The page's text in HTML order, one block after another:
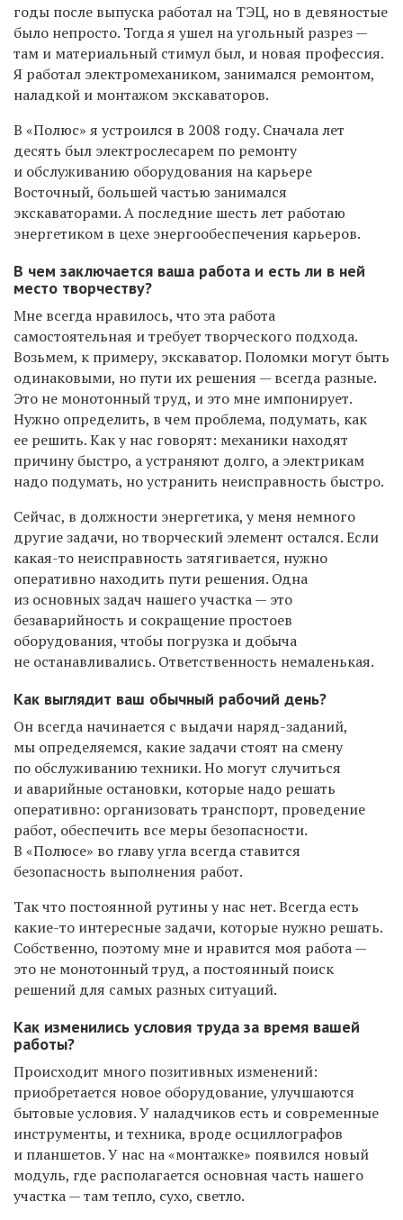
годы после выпуска работал на ТЭЦ, но в девяностые
было непросто. Тогда я ушел на угольный разрез —
там и материальный стимул был, и новая профессия.
Я работал электромехаником, занимался ремонтом,
наладкой и монтажом экскаваторов.
В «Полюс» я устроился в 2008 году. Сначала лет
десять был электрослесарем по ремонту
и обслуживанию оборудования на карьере
Восточный, большей частью занимался
экскаваторами. А последние шесть лет работаю
энергетиком в цехе энергообеспечения карьеров.
В чем заключается ваша работа и есть ли в ней
место творчеству?
Мне всегда нравилось, что эта работа
самостоятельная и требует творческого подхода.
Возьмем, к примеру, экскаватор. Поломки могут быть
одинаковыми, но пути их решения — всегда разные.
Это не монотонный труд, и это мне импонирует.
Нужно определить, в чем проблема, подумать, как
ее решить. Как у нас говорят: механики находят
причину быстро, а устраняют долго, а электрикам
надо подумать, но устранить неисправность быстро.
Сейчас, в должности энергетика, у меня немного
другие задачи, но творческий элемент остался. Если
какая-то неисправность затягивается, нужно
оперативно находить пути решения. Одна
из основных задач нашего участка — это
безаварийность и сокращение простоев
оборудования, чтобы погрузка и добыча
не останавливались. Ответственность немаленькая.
Как выглядит ваш обычный рабочий день?
Он всегда начинается с выдачи наряд-заданий,
мы определяемся, какие задачи стоят на смену
по обслуживанию техники. Но могут случиться
и аварийные остановки, которые надо решать
оперативно: организовать транспорт, проведение
работ, обеспечить все меры безопасности.
В «Полюсе» во главу угла всегда ставится
безопасность выполнения работ.
Так что постоянной рутины у нас нет. Всегда есть
какие-то интересные задачи, которые нужно решать.
Собственно, поэтому мне и нравится моя работа —
это не монотонный труд, а постоянный поиск
решений для самых разных ситуаций.
Как изменились условия труда за время вашей
работы?
Происходит много позитивных изменений:
приобретается новое оборудование, улучшаются
бытовые условия. У наладчиков есть и современные
инструменты, и техника, вроде осциллографов
и планшетов. У нас на «монтажке» появился новый
модуль, где располагается основная часть нашего
участка — там тепло, сухо, светло.